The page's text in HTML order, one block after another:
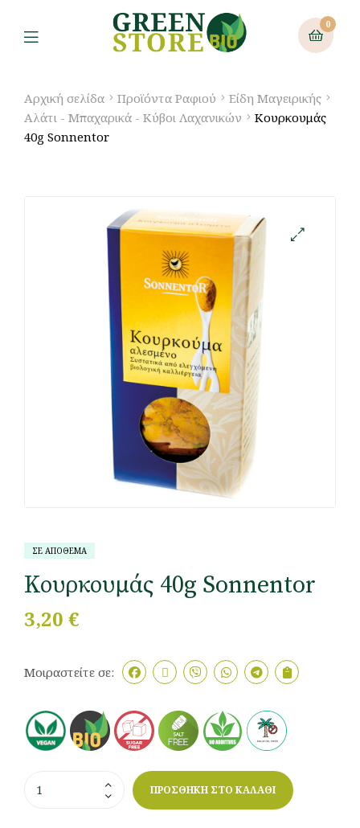
0
Αρχική σελίδα Προϊόντα Ραφιού
Είδη Μαγειρικής
Αλάτι - Μπαχαρικά - Κύβοι Λαχανικών
Κουρκουμάς
40g Sonnentor
ΣΕ ΑΠΟΘΕΜΑ
Κουρκουμάς 40g Sonnentor
3,20 €
Μοιραστείτε σε:
ΠΡΟΣΘΗΚΗ ΣΤΟ ΚΑΛΑΘΙ